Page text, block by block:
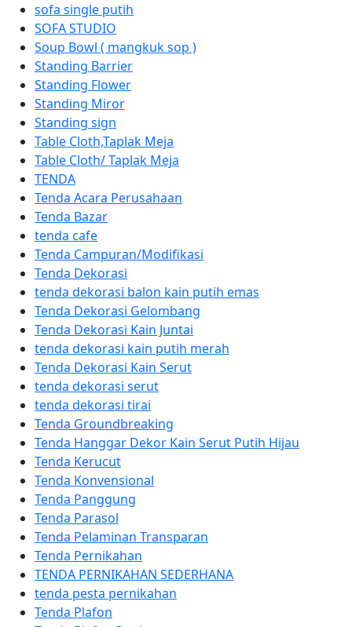
sofa single putih
SOFA STUDIO
Soup Bowl ( mangkuk sop )
Standing Barrier
Standing Flower
Standing Miror
Standing sign
Table Cloth,Taplak Meja
Table Cloth/ Taplak Meja
TENDA
Tenda Acara Perusahaan
Tenda Bazar
tenda cafe
Tenda Campuran/Modifikasi
Tenda Dekorasi
tenda dekorasi balon kain putih emas
Tenda Dekorasi Gelombang
Tenda Dekorasi Kain Juntai
tenda dekorasi kain putih merah
Tenda Dekorasi Kain Serut
tenda dekorasi serut
tenda dekorasi tirai
Tenda Groundbreaking
Tenda Hanggar Dekor Kain Serut Putih Hijau
Tenda Kerucut
Tenda Konvensional
Tenda Panggung
Tenda Parasol
Tenda Pelaminan Transparan
Tenda Pernikahan
TENDA PERNIKAHAN SEDERHANA
tenda pesta pernikahan
Tenda Plafon